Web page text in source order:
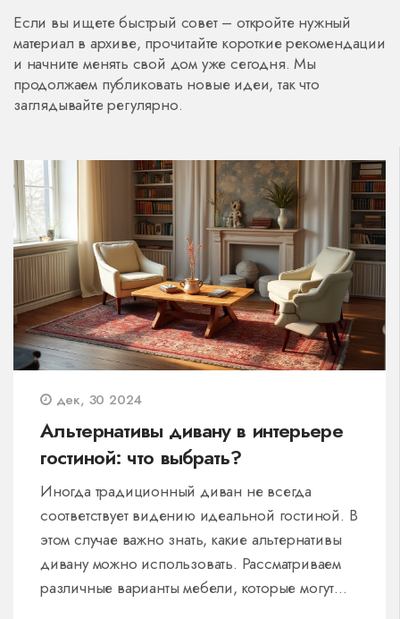
Если вы ищете быстрый совет – откройте нужный
материал в архиве, прочитайте короткие рекомендации
и начните менять свой дом уже сегодня. Мы
продолжаем публиковать новые идеи, так что
заглядывайте регулярно.
дек, 30 2024
Альтернативы дивану в интерьере
гостиной: что выбрать?
Иногда традиционный диван не всегда
соответствует видению идеальной гостиной. В
этом случае важно знать, какие альтернативы
дивану можно использовать. Рассматриваем
различные варианты мебели, которые могут